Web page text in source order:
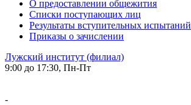
О предоставлении общежития
Списки поступающих лиц
Результаты вступительных испытаний
Приказы о зачислении
Лужский институт (филиал)
9:00 до 17:30, Пн-Пт
-